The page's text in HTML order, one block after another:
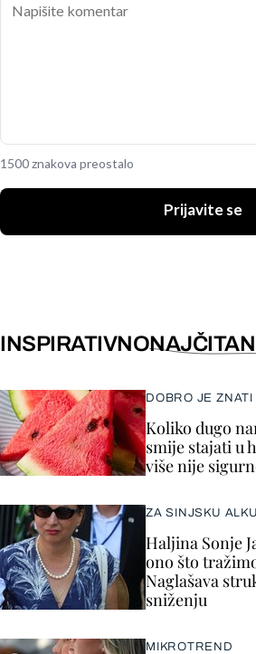
1500 znakova preostalo
Prijavite se
INSPIRATIVNO
DOBRO JE ZNATI
Koliko dugo
smije stajati u
više nije
ZA SINJSKU ALKU
Haljina Sonje
ono što
Naglašava
sniženju
MIKROTREND